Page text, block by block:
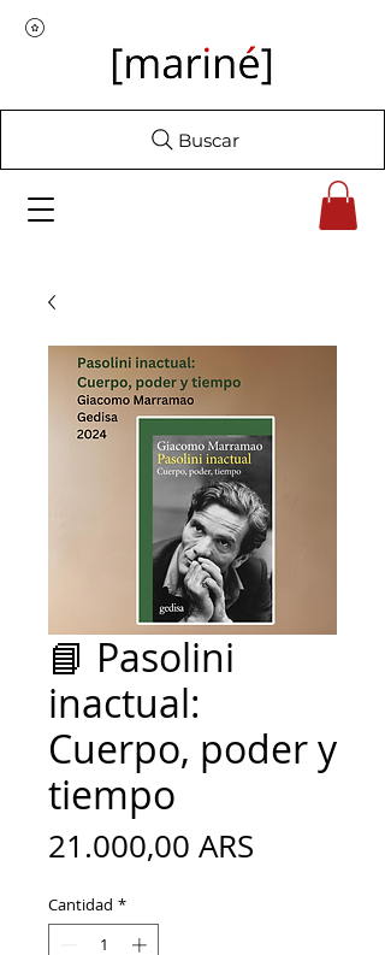
Buscar
📘 Pasolini
inactual:
Cuerpo, poder y
tiempo
21.000,00 ARS
Cantidad *